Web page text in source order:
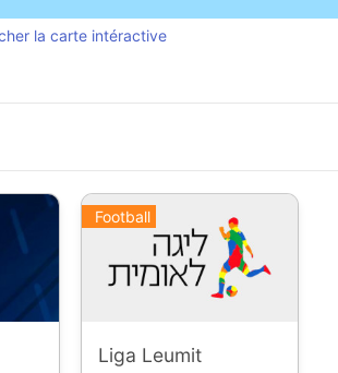
la carte intéractive
Football
Liga Leumit